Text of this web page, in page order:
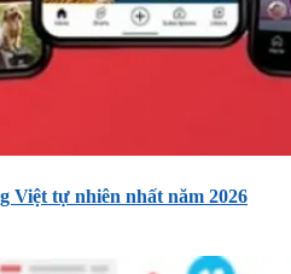
Việt tự nhiên nhất năm 2026